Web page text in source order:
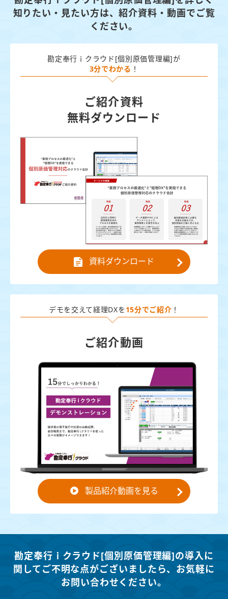
知りたい・見たい方は、紹介資料・動画でご覧
ください。
勘定奉行ｉクラウド[個別原価管理編]が
3分でわかる ！
ご紹介資料
無料ダウンロード
資料ダウンロード
デモを交えて経理DXを 15分でご紹介 ！
ご紹介動画
製品紹介動画を見る
勘定奉行ｉクラウド[個別原価管理編]の導入に
関してご不明な点がございましたら、 お気軽に
お問い合わせください。